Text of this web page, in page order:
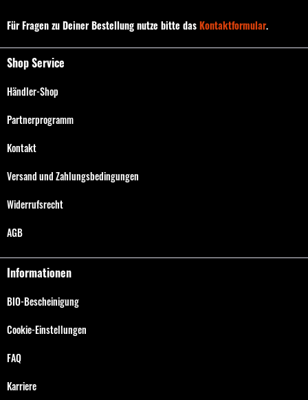
Für Fragen zu Deiner Bestellung nutze bitte dasKontaktformular.
Shop Service
Händler-Shop
Partnerprogramm
Kontakt
Versand und Zahlungsbedingungen
Widerrufsrecht
AGB
Informationen
BIO-Bescheinigung
Cookie-Einstellungen
FAQ
Karriere